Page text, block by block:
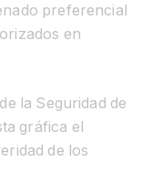
preferencial
en
la Seguridad de
gráfica el
de los